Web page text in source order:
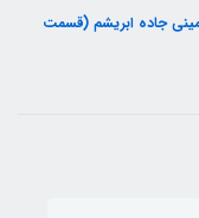
جاده ابریشم (قسمت